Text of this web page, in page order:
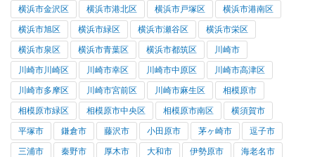
横浜市金沢区 横浜市港北区 横浜市戸塚区 横浜市港南区
横浜市旭区 横浜市緑区 横浜市瀬谷区 横浜市栄区
横浜市泉区 横浜市青葉区 横浜市都筑区 川崎市
川崎市川崎区 川崎市幸区 川崎市中原区 川崎市高津区
川崎市多摩区 川崎市宮前区 川崎市麻生区 相模原市
相模原市緑区 相模原市中央区 相模原市南区 横須賀市
平塚市 鎌倉市 藤沢市 小田原市 茅ヶ崎市 逗子市
三浦市 秦野市 厚木市 大和市 伊勢原市 海老名市